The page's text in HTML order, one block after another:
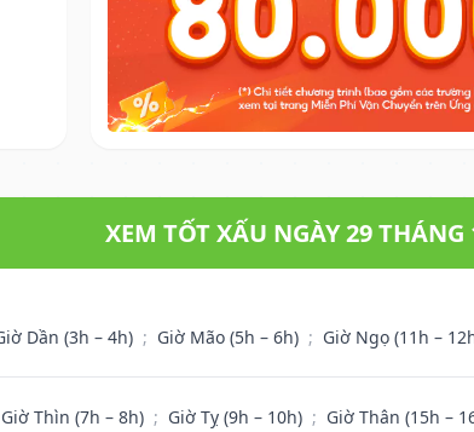
XEM TỐT XẤU NGÀY 29 THÁNG
Dần (3h – 4h) ; Giờ Mão (5h – 6h) ; Giờ Ngọ (11h –
Giờ Thìn (7h – 8h) ; Giờ Tỵ (9h – 10h) ; Giờ Thân (15h –